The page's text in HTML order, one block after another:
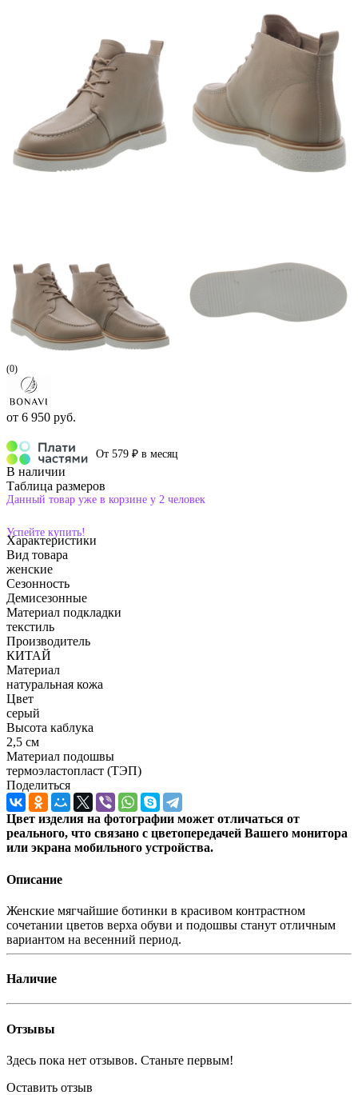
(0)
от 6 950 руб.
От 579 ₽ в месяц
В наличии
Таблица размеров
Данный товар уже в корзине у 2 человек
Успейте купить!
Характеристики
Вид товара
женские
Сезонность
Демисезонные
Материал подкладки
текстиль
Производитель
КИТАЙ
Материал
натуральная кожа
Цвет
серый
Высота каблука
2,5 см
Материал подошвы
термоэластопласт (ТЭП)
Поделиться
Цвет изделия на фотографии может отличаться от
реального, что связано с цветопередачей Вашего монитора
или экрана мобильного устройства.
Описание
Женские мягчайшие ботинки в красивом контрастном
сочетании цветов верха обуви и подошвы станут отличным
вариантом на весенний период.
Наличие
Отзывы
Здесь пока нет отзывов. Станьте первым!
Оставить отзыв